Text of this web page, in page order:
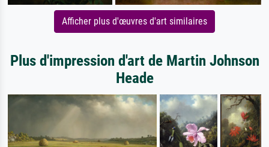
Afficher plus d'œuvres d'art similaires
Plus d'impression d'art de Martin Johnson
Heade